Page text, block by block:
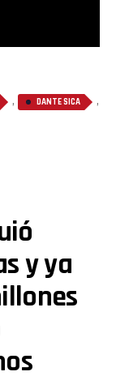
, DANTE SICA ,
y ya